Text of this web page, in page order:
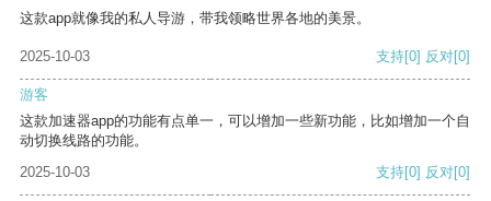
这款app就像我的私人导游，带我领略世界各地的美景。
2025-10-03 支持[0] 反对[0]
游客
这款加速器app的功能有点单一，可以增加一些新功能，比如增加一个自
动切换线路的功能。
2025-10-03
支持[0] 反对[0]